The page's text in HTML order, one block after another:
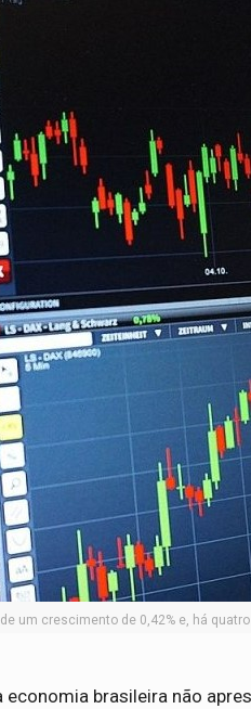
um crescimento de 0,42% e, há
brasileira não